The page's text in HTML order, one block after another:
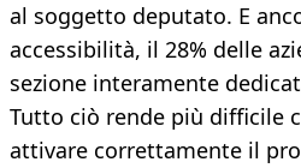
al soggetto deputato. E
accessibilità, il 28% delle
sezione interamente
Tutto ciò rende più difficile
attivare correttamente il